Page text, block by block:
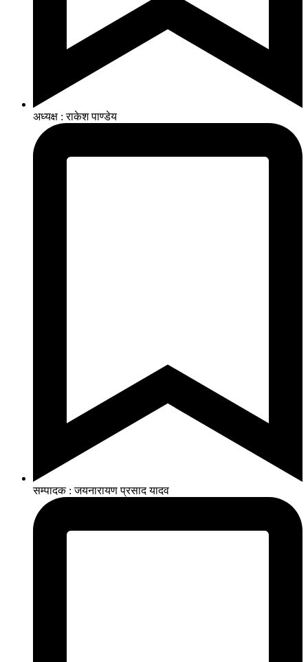
अध्यक्ष : राकेश पाण्डेय
सम्पादक : जयनारायण प्रसाद यादव